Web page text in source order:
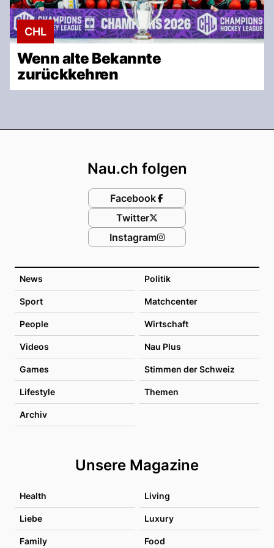
CHL
Wenn alte Bekannte
zurückkehren
News Politik
Sport Matchcenter
People Wirtschaft
Videos Nau Plus
Games Stimmen der Schweiz
Lifestyle Themen
Archiv
Unsere Magazine
Health Living
Liebe Luxury
Family Food
Nau.ch folgen
Facebook
Twitter
Instagram